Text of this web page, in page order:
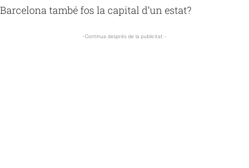
també fos la capital d’un estat?
-Continua després de la publicitat -